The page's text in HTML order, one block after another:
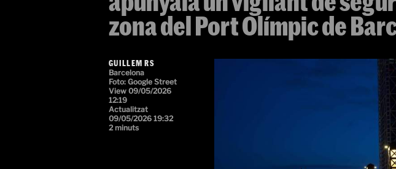
zona del Port Olímpic de
GUILLEM RS
Barcelona
Foto: Google Street
View 09/05/2026
12:19
Actualitzat
09/05/2026 19:32
2 minuts